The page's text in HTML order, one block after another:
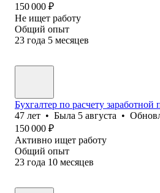
150 000 ₽
Не ищет работу
Общий опыт
23 года 5 месяцев
Бухгалтер по расчету заработной
47 лет • Была 5 августа •
150 000 ₽
Активно ищет работу
Общий опыт
23 года 10 месяцев